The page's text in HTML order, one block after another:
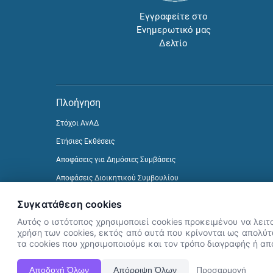
Εγγραφείτε στο
Ενημερωτικό μας
Δελτίο
Πλοήγηση
Στόχοι ΑνΑΔ
Ετήσιες Εκθέσεις
Αποφάσεις για Δημόσιες Συμβάσεις
Αποφάσεις Διοικητικού Συμβουλίου
Συγκατάθεση cookies
Αυτός ο ιστότοπος χρησιμοποιεί cookies προκειμένου να
χρήση των cookies, εκτός από αυτά που κρίνονται ως
τα cookies που χρησιμοποιούμε και τον τρόπο διαγραφής ή
Αποδοχή Όλων Απόρριψη Όλων Προσαρμογή